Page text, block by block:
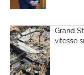
Grand
vitesse